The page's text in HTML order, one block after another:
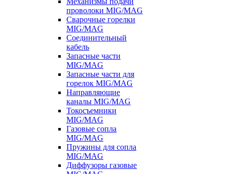
проволоки MIG/MAG
Сварочные горелки
MIG/MAG
Соединительный
кабель
Запасные части
MIG/MAG
Запасные части для
горелок MIG/MAG
Направляющие
каналы MIG/MAG
Токосъемники
MIG/MAG
Газовые сопла
MIG/MAG
Пружины для сопла
MIG/MAG
Диффузоры газовые